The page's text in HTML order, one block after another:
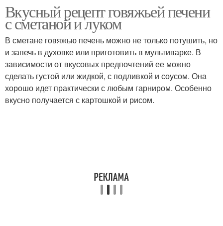
Вкусный рецепт говяжьей печени
с сметаной и луком
В сметане говяжью печень можно не только потушить, но
и запечь в духовке или приготовить в мультиварке. В
зависимости от вкусовых предпочтений ее можно
сделать густой или жидкой, с подливкой и соусом. Она
хорошо идет практически с любым гарниром. Особенно
вкусно получается с картошкой и рисом.